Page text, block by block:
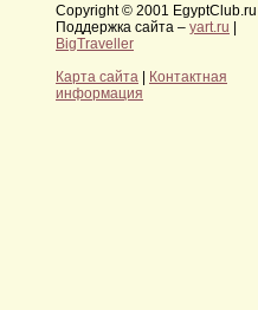
Copyright © 2001 EgyptClub.ru
Поддержка сайта – yart.ru |
BigTraveller
Карта сайта | Контактная
информация